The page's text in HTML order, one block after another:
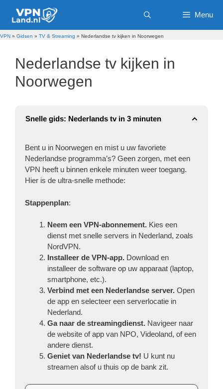
naar
inhoud
Menu
VPN » Gidsen » TV & Streaming » Nederlandse tv kijken in Noorwegen
Nederlandse tv kijken in
Noorwegen
Snelle gids: Nederlands tv in 3 minuten
Bent u in Noorwegen en mist u uw favoriete
Nederlandse programma’s? Geen zorgen, met een
VPN heeft u binnen enkele minuten weer toegang.
Hier is de ultra-snelle methode:
Stappenplan:
Neem een VPN-abonnement. Kies een
dienst met snelle servers in Nederland, zoals
NordVPN.
Installeer de VPN-app. Download en
installeer de software op uw apparaat (laptop,
smartphone, etc.).
Verbind met een Nederlandse server. Open
de app en selecteer een serverlocatie in
Nederland.
Ga naar de streamingdienst. Navigeer naar
de website of app van NPO, Videoland, of een
andere dienst.
Geniet van Nederlandse tv! U kunt nu
streamen alsof u thuis op de bank zit.